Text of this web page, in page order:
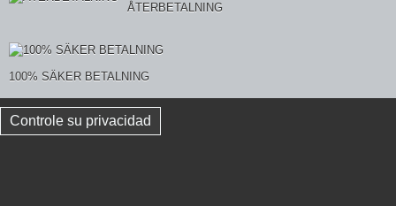
ÅTERBETALNING
100% SÄKER BETALNING
Controle su privacidad